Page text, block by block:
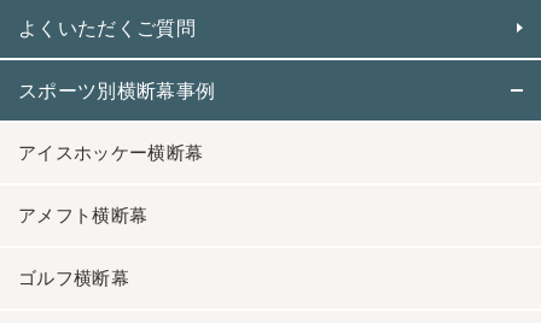
よくいただくご質問
スポーツ別横断幕事例
アイスホッケー横断幕
アメフト横断幕
ゴルフ横断幕